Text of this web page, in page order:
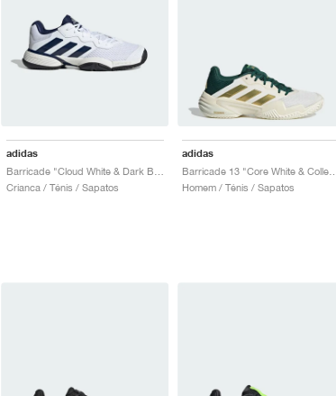
adidas
Crianca / Ténis / Sapatos
adidas
Homem / Ténis / Sapatos